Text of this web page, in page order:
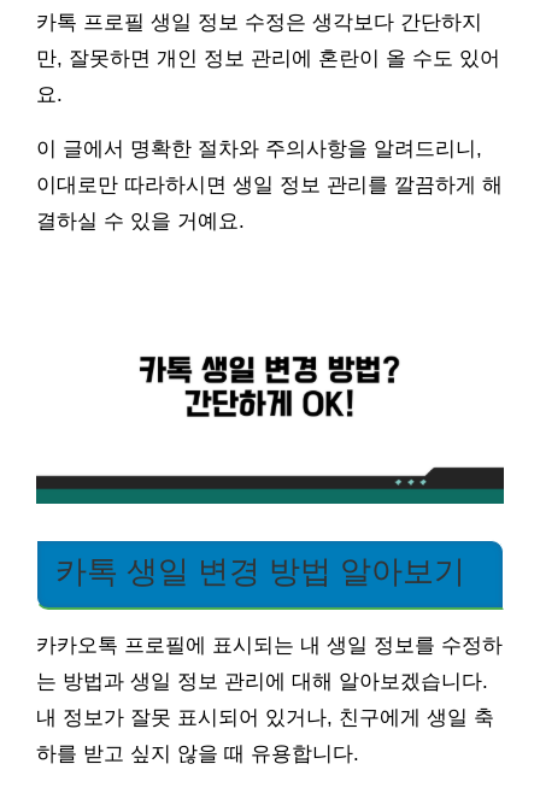
카톡 프로필 생일 정보 수정은 생각보다 간단하지
만, 잘못하면 개인 정보 관리에 혼란이 올 수도 있어
요.
이 글에서 명확한 절차와 주의사항을 알려드리니,
이대로만 따라하시면 생일 정보 관리를 깔끔하게 해
결하실 수 있을 거예요.
카톡 생일 변경 방법 알아보기
카카오톡 프로필에 표시되는 내 생일 정보를 수정하
는 방법과 생일 정보 관리에 대해 알아보겠습니다.
내 정보가 잘못 표시되어 있거나, 친구에게 생일 축
하를 받고 싶지 않을 때 유용합니다.